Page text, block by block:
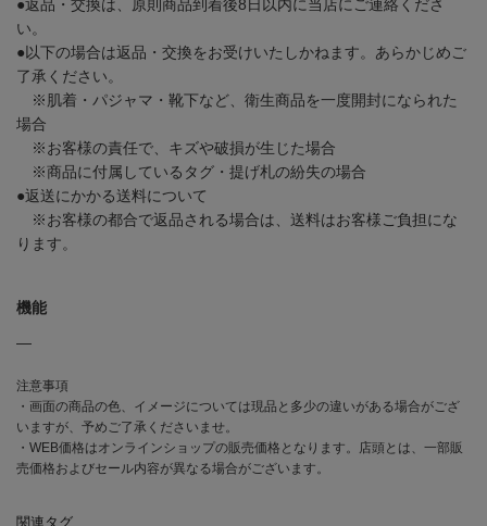
●返品・交換は、原則商品到着後8日以内に当店にご連絡くださ
い。
●以下の場合は返品・交換をお受けいたしかねます。あらかじめご
了承ください。
※肌着・パジャマ・靴下など、衛生商品を一度開封になられた
場合
※お客様の責任で、キズや破損が生じた場合
※商品に付属しているタグ・提げ札の紛失の場合
●返送にかかる送料について
※お客様の都合で返品される場合は、送料はお客様ご負担にな
ります。
機能
―
注意事項
・画面の商品の色、イメージについては現品と多少の違いがある場合がござ
いますが、予めご了承くださいませ。
・WEB価格はオンラインショップの販売価格となります。店頭とは、一部販
売価格およびセール内容が異なる場合がございます。
関連タグ